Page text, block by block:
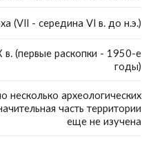
(VII - середина VI в. до н.э.)
(первые раскопки - 1950-е
годы)
несколько археологических
часть территории
еще не изучена